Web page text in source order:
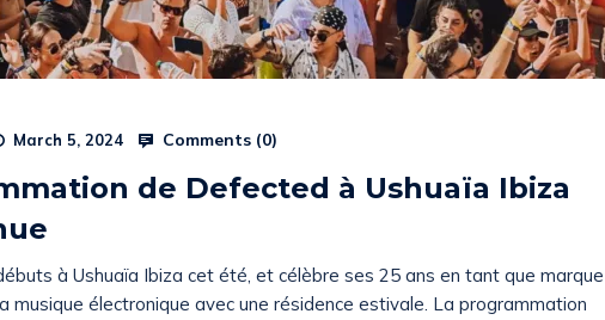
March 5, 2024 Comments (0)
de Defected à Ushuaïa Ibiza
à Ushuaïa Ibiza cet été, et célèbre ses 25 ans en tant que marque
musique électronique avec une résidence estivale. La programmation